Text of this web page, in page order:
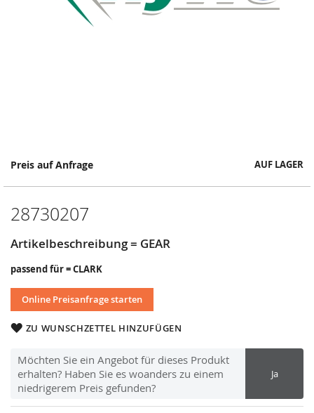
Preis auf Anfrage AUF LAGER
28730207
Artikelbeschreibung = GEAR
passend für = CLARK
Online Preisanfrage starten
ZU WUNSCHZETTEL HINZUFÜGEN
Möchten Sie ein Angebot für dieses Produkt
erhalten? Haben Sie es woanders zu einem
niedrigerem Preis gefunden?
Ja
Springe
Anfang
Bildergalerie